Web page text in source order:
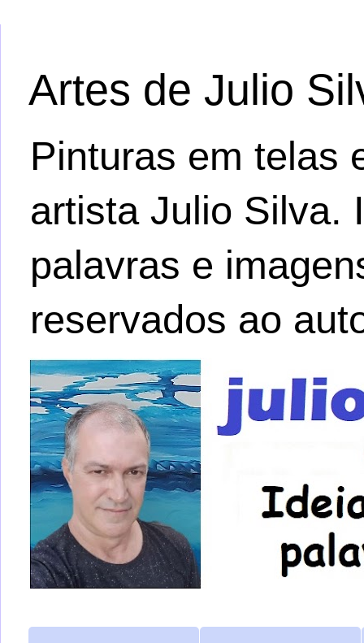
Artes de Julio
Pinturas em telas
artista Julio Silva.
palavras e
reservados ao